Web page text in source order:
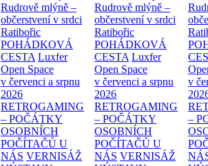
Rudrově mlýně –
občerstvení v srdci
Ratibořic
POHÁDKOVÁ
CESTA Luxfer
Open Space
v červenci a srpnu
2026
RETROGAMING
– POČÁTKY
OSOBNÍCH
POČÍTAČŮ U
NÁS VERNISÁŽ
Rudrově mlýně –
občerstvení v srdci
Ratibořic
POHÁDKOVÁ
CESTA Luxfer
Open Space
v červenci a srpnu
2026
RETROGAMING
– POČÁTKY
OSOBNÍCH
POČÍTAČŮ U
NÁS VERNISÁŽ
v
–